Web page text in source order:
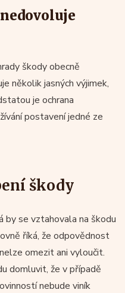
škody obecně
několik jasných výjimek,
je ochrana
postavení jedné ze
škody
by se vztahovala na škodu
říká, že odpovědnost
omezit ani vyloučit.
domluvit, že v případě
nebude viník